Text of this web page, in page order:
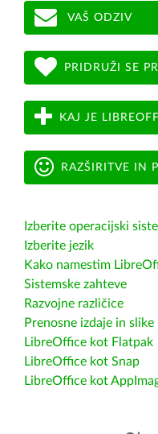
VAŠ ODZIV
PRIDRUŽI SE
KAJ JE
RAZŠIRITVE IN
Izberite operacijski
Izberite jezik
Kako namestim
Sistemske zahteve
Razvojne različice
Prenosne izdaje in
LibreOffice kot Flatpak
LibreOffice kot Snap
LibreOffice kot